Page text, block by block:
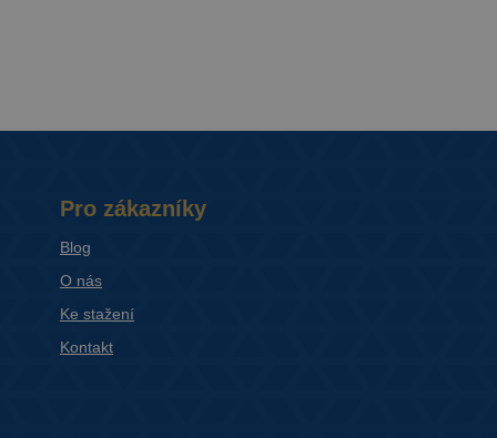
Pro zákazníky
Blog
O nás
Ke stažení
Kontakt